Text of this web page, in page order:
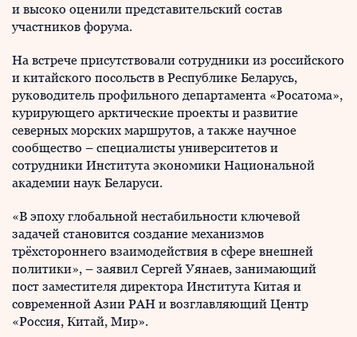
и высоко оценили представительский состав
участников форума.
На встрече присутствовали сотрудники из российского
и китайского посольств в Республике Беларусь,
руководитель профильного департамента «Росатома»,
курирующего арктические проекты и развитие
северных морских маршрутов, а также научное
сообщество – специалисты университетов и
сотрудники Института экономики Национальной
академии наук Беларуси.
«В эпоху глобальной нестабильности ключевой
задачей становится создание механизмов
трёхстороннего взаимодействия в сфере внешней
политики», – заявил Сергей Уянаев, занимающий
пост заместителя директора Института Китая и
современной Азии РАН и возглавляющий Центр
«Россия, Китай, Мир».